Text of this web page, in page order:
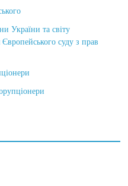
України та світу
суду з прав